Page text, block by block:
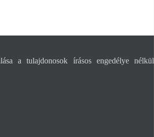
a tulajdonosok írásos engedélye nélkül